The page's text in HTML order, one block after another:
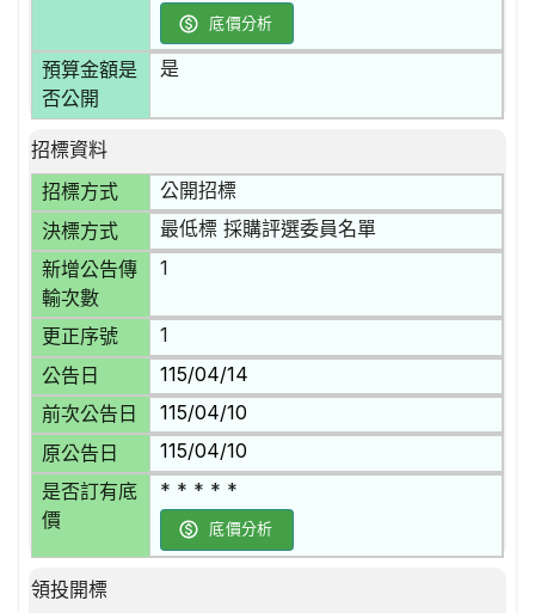
底價分析
預算金額是
否公開
是
招標資料
招標方式
公開招標
決標方式 最低標 採購評選委員名單
新增公告傳
輸次數
1
更正序號 1
公告日 115/04/14
前次公告日 115/04/10
原公告日 115/04/10
是否訂有底
價
* * * * *
底價分析
領投開標